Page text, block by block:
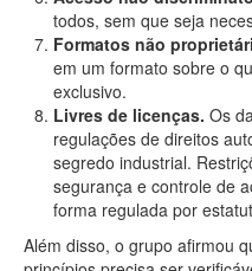
todos, sem que seja
Formatos não
em um formato sobre o
exclusivo.
Livres de licenças. Os
regulações de direitos
segredo industrial.
segurança e controle de
forma regulada por
Além disso, o grupo afirmou